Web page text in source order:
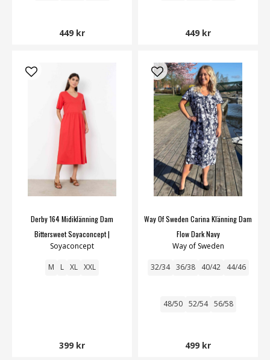
449 kr 449 kr
Derby 164 Midiklänning Dam
Bittersweet Soyaconcept |
Smilebutiken
Soyaconcept
M L XL XXL
399 kr
Way Of Sweden Carina Klänning Dam
Flow Dark Navy
Way of Sweden
32/34 36/38 40/42 44/46
48/50 52/54 56/58
499 kr